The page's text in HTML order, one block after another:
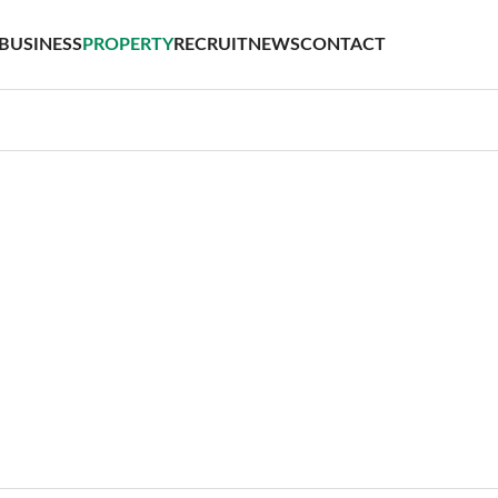
PROPERTYRECRUITNEWSCONTACT